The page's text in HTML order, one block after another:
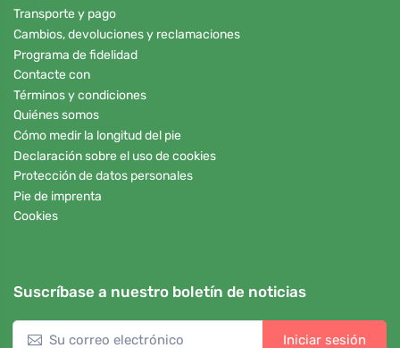
Transporte y pago
Cambios, devoluciones y reclamaciones
Programa de fidelidad
Contacte con
Términos y condiciones
Quiénes somos
Cómo medir la longitud del pie
Declaración sobre el uso de cookies
Protección de datos personales
Pie de imprenta
Cookies
Suscríbase a nuestro boletín de noticias
Iniciar sesión